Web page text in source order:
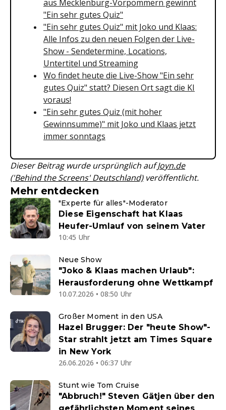
aus Mecklenburg-Vorpommern gewinnt
"Ein sehr gutes Quiz"
"Ein sehr gutes Quiz" mit Joko und Klaas:
Alle Infos zu den neuen Folgen der Live-
Show - Sendetermine, Locations,
Untertitel und Streaming
Wo findet heute die Live-Show "Ein sehr
gutes Quiz" statt? Diesen Ort sagt die KI
voraus!
"Ein sehr gutes Quiz (mit hoher
Gewinnsumme)" mit Joko und Klaas jetzt
immer sonntags
Dieser Beitrag wurde ursprünglich aufJoyn.de
('Behind the Screens' Deutschland)veröffentlicht.
Mehr entdecken
"Experte für alles"-Moderator
Diese Eigenschaft hat Klaas
Heufer-Umlauf von seinem Vater
10:45 Uhr
Neue Show
"Joko & Klaas machen Urlaub":
Herausforderung ohne Wettkampf
10.07.2026 • 08:50 Uhr
Großer Moment in den USA
Hazel Brugger: Der "heute Show"-
Star strahlt jetzt am Times Square
in New York
26.06.2026 • 06:37 Uhr
Stunt wie Tom Cruise
"Abbruch!" Steven Gätjen über den